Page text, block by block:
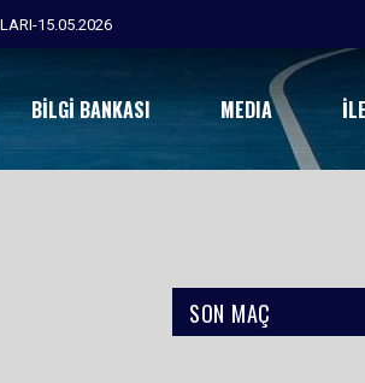
15.05.2026
BILGI BANKASI MEDIA
SON MAÇ